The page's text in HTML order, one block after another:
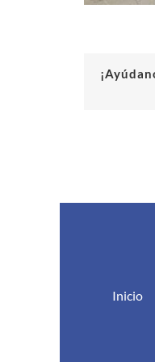
Inicio